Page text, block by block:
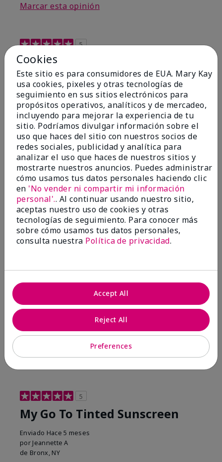
Marcar esta opinión
5
Excellent
EnviadoHace 4 meses
Coverly
deColumbia Missouri
Evaluado en
marykay.com/en-us/
Comentarios sobre Mary Kay® CC Cream
Sunscreen Broad Spectrum SPF 15*
I have been wearing the cc cream for 8 years now. I
absolutely love it. Its not cakey it's not heavy and it
blends effortlessly. I get compliments all the time.
10/10 I definitely recommend.
Mostrar Traducción
Walking in victory
Sí, recomendaría a un amigo
¿Le ha resultado útil esta
23 0
Marcar esta opinión
5
My Go To Tinted Sunscreen
Enviado Hace 5 meses
por Jeannette A
de Bronx, NY
Cookies
Este sitio es para consumidores de EUA. Mary Kay
usa cookies, pixeles y otras tecnologías de
seguimiento en sus sitios electrónicos para
propósitos operativos, analíticos y de mercadeo,
incluyendo para mejorar la experiencia de tu
sitio. Podríamos divulgar información sobre el
uso que haces del sitio con nuestros socios de
redes sociales, publicidad y analítica para
analizar el uso que haces de nuestros sitios y
mostrarte nuestros anuncios. Puedes administrar
cómo usamos tus datos personales haciendo clic
en 'No vender ni compartir mi información
personal'.. Al continuar usando nuestro sitio,
aceptas nuestro uso de cookies y otras
tecnologías de seguimiento. Para conocer más
sobre cómo usamos tus datos personales,
consulta nuestra Política de privacidad.
Preferences
Reject All
Accept All